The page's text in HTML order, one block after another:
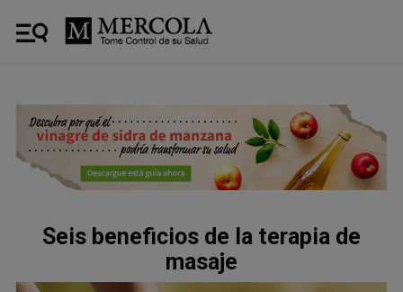
Seis beneficios de la terapia de
masaje